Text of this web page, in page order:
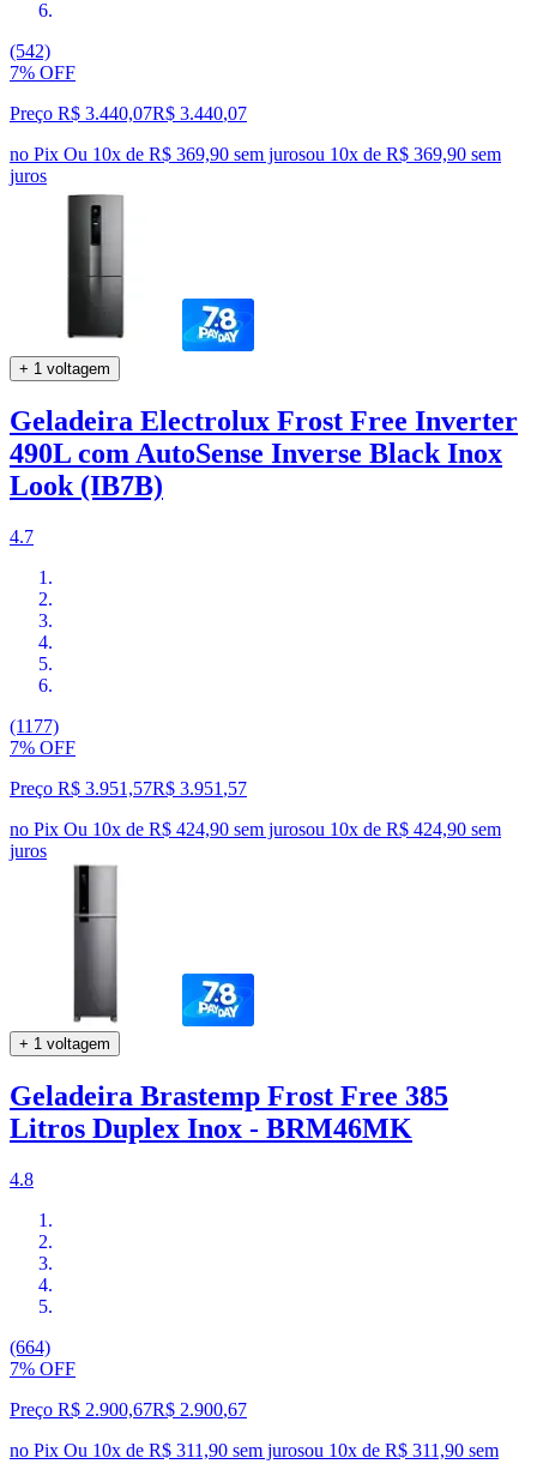
(542)
7% OFF
Preço R$ 3.440,07R$ 3.440,07
no Pix Ou 10x de R$ 369,90 sem jurosou 10x de R$ 369,90 sem
juros
+ 1 voltagem
Geladeira Electrolux Frost Free Inverter
490L com AutoSense Inverse Black Inox
Look (IB7B)
4.7
(1177)
7% OFF
Preço R$ 3.951,57R$ 3.951 ,57
no Pix Ou 10x de R$ 424,90 sem jurosou 10x de R$ 424,90 sem
juros
+ 1 voltagem
Geladeira Brastemp Frost Free 385
Litros Duplex Inox - BRM46MK
4.8
(664)
7% OFF
Preço R$ 2.900,67R$ 2.900,67
no Pix Ou 10x de R$ 311,90 sem jurosou 10x de R$ 311,90 sem